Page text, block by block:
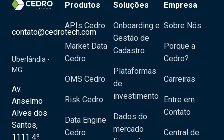
contato@cedrotech.com
Uberlândia -
MG
Av.
Anselmo
Alves dos
Santos,
1111 4º
Produtos
APIs Cedro
Market Data
Cedro
OMS Cedro
Risk Cedro
Data Engine
Cedro
Soluções
Onboarding e
Gestão de
Cadastro
Plataformas
de
investimento
Dados do
mercado
Empresa
Sobre Nós
Porque a
Cedro?
Carreiras
Entre em
Contato
Central de